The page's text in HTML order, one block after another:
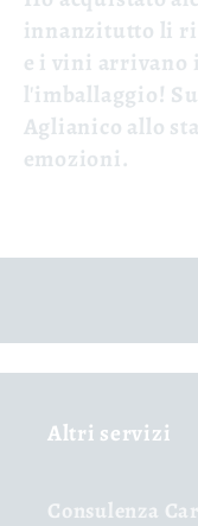
innanzitutto li
e i vini arrivano
l'imballaggio!
Aglianico allo
emozioni.
Altri servizi
Consulenza